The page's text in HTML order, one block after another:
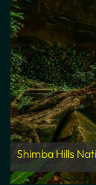
Shimba Hills